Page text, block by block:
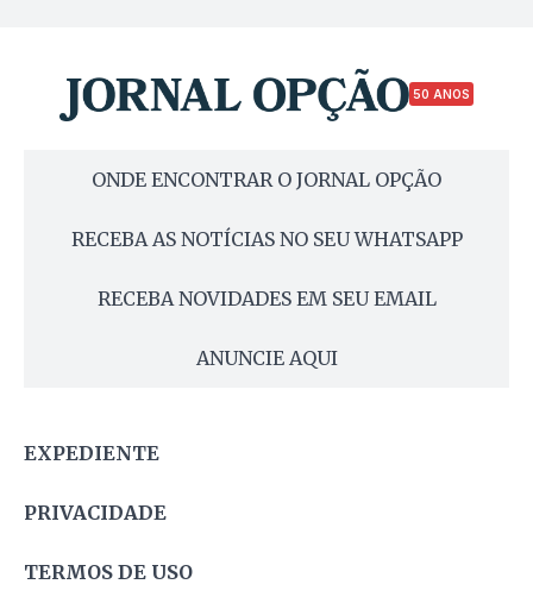
50 ANOS
ONDE ENCONTRAR O JORNAL OPÇÃO
RECEBA AS NOTÍCIAS NO SEU WHATSAPP
RECEBA NOVIDADES EM SEU EMAIL
ANUNCIE AQUI
EXPEDIENTE
PRIVACIDADE
TERMOS DE USO